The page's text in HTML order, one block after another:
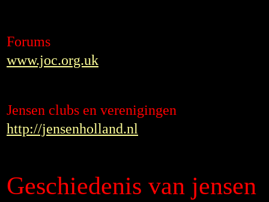
Forums
www.joc.org.uk
Jensen clubs en verenigingen
http://jensenholland.nl
Geschiedenis van jensen